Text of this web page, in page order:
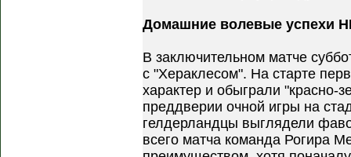
Домашние волевые успехи
В заключительном матче
с "Хераклесом". На старте
характер и обыграли "красно-
преддверии очной игры на
гелдерландцы выглядели
всего матча команда Рогира